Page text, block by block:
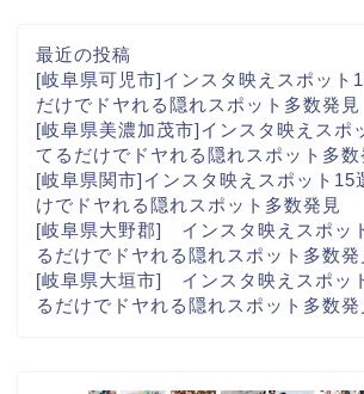
最近の投稿
[岐阜県可児市]インスタ映えスポッ
だけでドヤれる隠れスポット多数発見
[岐阜県美濃加茂市]インスタ映えス
てるだけでドヤれる隠れスポット多数
[岐阜県関市]インスタ映えスポット
けでドヤれる隠れスポット多数発見
[岐阜県大野郡] インスタ映えスポッ
るだけでドヤれる隠れスポット多数発
[岐阜県大垣市] インスタ映えスポッ
るだけでドヤれる隠れスポット多数発